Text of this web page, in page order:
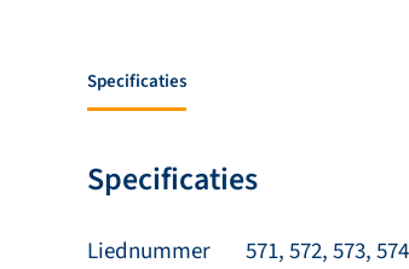
Specificaties
Specificaties
Liednummer
571, 572, 573,